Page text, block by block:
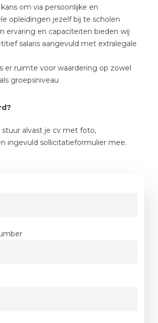
om via persoonlijke en
opleidingen jezelf bij te scholen
ervaring en capaciteiten bieden wij
salaris aangevuld met extralegale
er ruimte voor waardering op zowel
groepsniveau
stuur alvast je cv met foto,
ingevuld sollicitatieformulier mee.